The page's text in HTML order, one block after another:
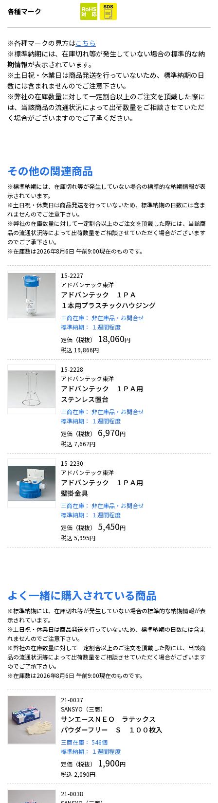
各種マーク
※各種マークの見方はこちら
※標準納期には、在庫切れ等が発生していない場合の標準的な納
期情報が表示されています。
※土日祝・休業日は商品発送を行っていないため、標準納期の日
数には含まれませんのでご注意下さい。
※弊社の在庫数量に対して一定割合以上のご注文を頂戴した際に
は、当該商品の流通状況によって出荷数量をご相談させていただ
く場合がございますのでご了承ください。
その他の関連商品
※標準納期には、在庫切れ等が発生していない場合の標準的な納期情報が表
示されています。
※土日祝・休業日は商品発送を行っていないため、標準納期の日数には含ま
れませんのでご注意下さい。
※弊社の在庫数量に対して一定割合以上のご注文を頂戴した際には、当該商
品の流通状況等によって出荷数量をご相談させていただく場合がございます
のでご了承下さい。
※在庫数は2026年8月6日 午前9:00現在のものです。
15-2227
アドバンテック東洋
アドバンテック １ＰＡ
１本用プラスチックハウジング
三商在庫： 非在庫品・お問合せ
標準納期：
１週間程度
定価（税抜）
18,060円
税込 19,866円
15-2228
アドバンテック東洋
アドバンテック １ＰＡ用
ステンレス置台
三商在庫： 非在庫品・お問合せ
標準納期：
１週間程度
定価（税抜）
6,970円
税込 7,667円
15-2230
アドバンテック東洋
アドバンテック １ＰＡ用
壁掛金具
三商在庫： 非在庫品・お問合せ
標準納期：
１週間程度
定価（税抜）
5,450円
税込 5,995円
よく一緒に購入されている商品
※標準納期には、在庫切れ等が発生していない場合の標準的な納期情報が表
示されています。
※土日祝・休業日は商品発送を行っていないため、標準納期の日数には含ま
れませんのでご注意下さい。
※弊社の在庫数量に対して一定割合以上のご注文を頂戴した際には、当該商
品の流通状況等によって出荷数量をご相談させていただく場合がございます
のでご了承下さい。
※在庫数は2026年8月6日 午前9:00現在のものです。
21-0037
SANSYO（三商）
サンエースＮＥＯ ラテックス
パウダーフリー Ｓ １００枚入
三商在庫： 546個
標準納期：
１週間程度
定価（税抜）
1,900円
税込 2,090円
21-0038